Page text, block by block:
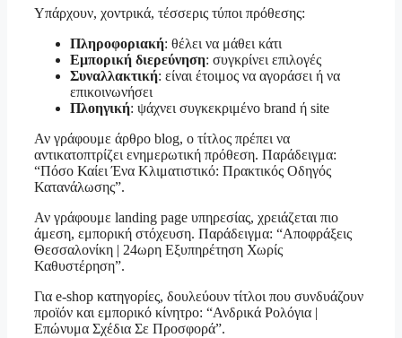
Υπάρχουν, χοντρικά, τέσσερις τύποι πρόθεσης:
Πληροφοριακή: θέλει να μάθει κάτι
Εμπορική διερεύνηση: συγκρίνει επιλογές
Συναλλακτική: είναι έτοιμος να αγοράσει ή να
επικοινωνήσει
Πλοηγική: ψάχνει συγκεκριμένο brand ή site
Αν γράφουμε άρθρο blog, ο τίτλος πρέπει να
αντικατοπτρίζει ενημερωτική πρόθεση. Παράδειγμα:
“Πόσο Καίει Ένα Κλιματιστικό: Πρακτικός Οδηγός
Κατανάλωσης”.
Αν γράφουμε landing page υπηρεσίας, χρειάζεται πιο
άμεση, εμπορική στόχευση. Παράδειγμα: “Αποφράξεις
Θεσσαλονίκη | 24ωρη Εξυπηρέτηση Χωρίς
Καθυστέρηση”.
Για e-shop κατηγορίες, δουλεύουν τίτλοι που συνδυάζουν
προϊόν και εμπορικό κίνητρο: “Ανδρικά Ρολόγια |
Επώνυμα Σχέδια Σε Προσφορά”.